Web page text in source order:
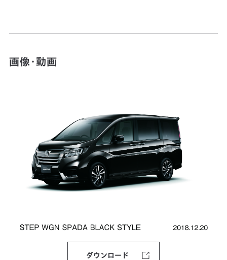
画像・動画
ダウンロード